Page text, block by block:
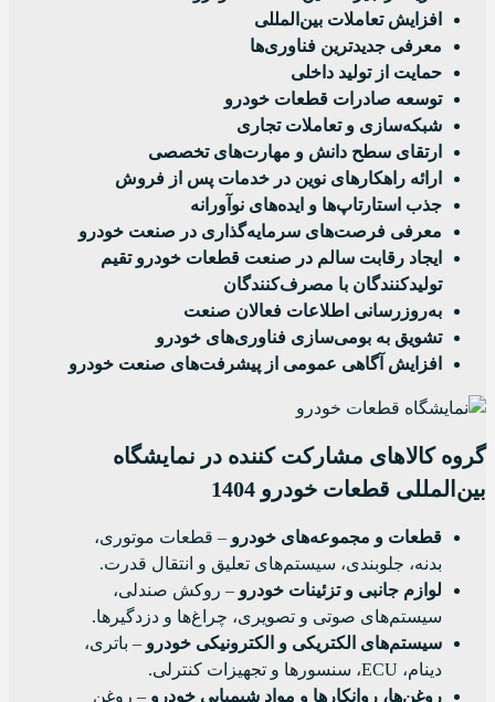
افزایش تعاملات بین‌المللی
معرفی جدیدترین فناوری‌ها
حمایت از تولید داخلی
توسعه صادرات قطعات خودرو
شبکه‌سازی و تعاملات تجاری
ارتقای سطح دانش و مهارت‌های تخصصی
ارائه راهکارهای نوین در خدمات پس از فروش
جذب استارتاپ‌ها و ایده‌های نوآورانه
معرفی فرصت‌های سرمایه‌گذاری در صنعت خودرو
ایجاد رقابت سالم در صنعت قطعات خودرو تقیم
تولیدکنندگان با مصرف‌کنندگان
به‌روزرسانی اطلاعات فعالان صنعت
تشویق به بومی‌سازی فناوری‌های خودرو
افزایش آگاهی عمومی از پیشرفت‌های صنعت خودرو
گروه کالاهای مشارکت کننده در نمایشگاه
بین‌المللی قطعات خودرو 1404
قطعات و مجموعه‌های خودرو – قطعات موتوری،
بدنه، جلوبندی، سیستم‌های تعلیق و انتقال قدرت.
لوازم جانبی و تزئینات خودرو – روکش صندلی،
سیستم‌های صوتی و تصویری، چراغ‌ها و دزدگیرها.
سیستم‌های الکتریکی و الکترونیکی خودرو – باتری،
دینام، ECU، سنسورها و تجهیزات کنترلی.
روغن‌ها، روانکارها و مواد شیمیایی خودرو – روغن